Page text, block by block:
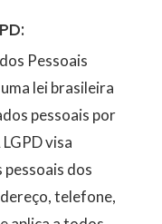
Pessoais
lei brasileira
pessoais por
visa
dos
telefone,